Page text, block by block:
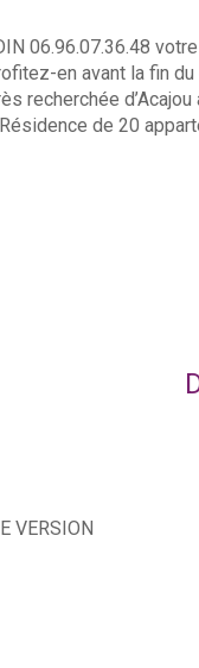
06.96.07.36.48
en avant la fin
recherchée
de 20
de type 2 entre 199
de type 3 entre 293
VERSION